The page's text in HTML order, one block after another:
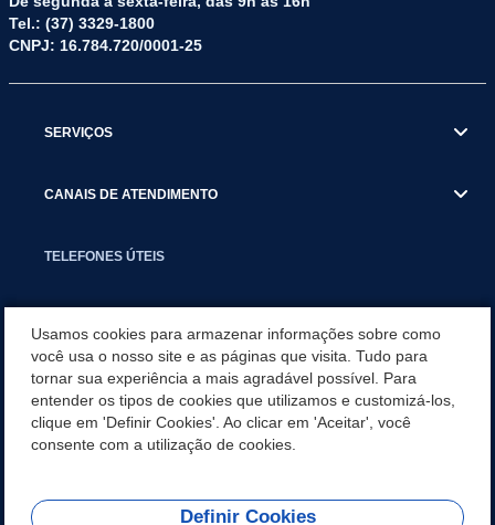
Tel.: (37) 3329-1800
CNPJ: 16.784.720/0001-25
SERVIÇOS
CANAIS DE ATENDIMENTO
TELEFONES ÚTEIS
NOTÍCIAS
APLICATIVO
Usamos cookies para armazenar informações sobre como
você usa o nosso site e as páginas que visita. Tudo para
tornar sua experiência a mais agradável possível. Para
entender os tipos de cookies que utilizamos e customizá-los,
clique em 'Definir Cookies'. Ao clicar em 'Aceitar', você
consente com a utilização de cookies.
Definir Cookies